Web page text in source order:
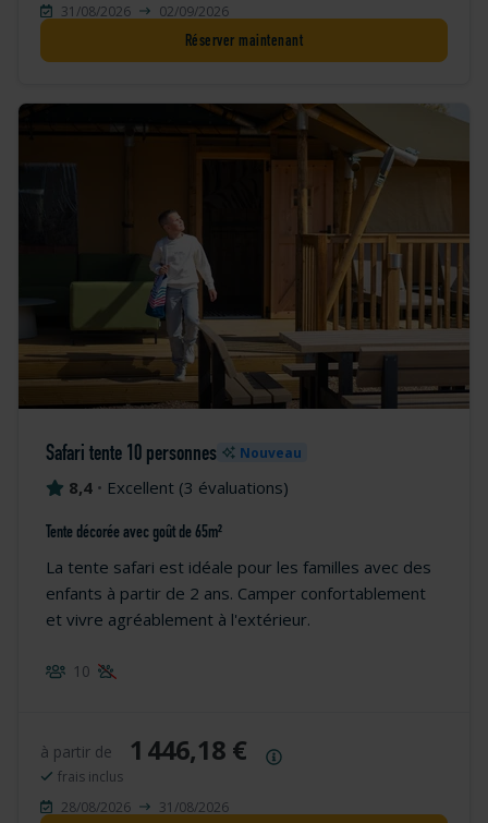
31/08/2026
02/09/2026
Réserver maintenant
Safari tente 10 personnes Nouveau
8,4 • Excellent (3 évaluations)
Tente décorée avec goût de 65m²
La tente safari est idéale pour les familles avec des
enfants à partir de 2 ans. Camper confortablement
et vivre agréablement à l'extérieur.
10
à partir de 1 446,18 €
frais inclus
28/08/2026
31/08/2026